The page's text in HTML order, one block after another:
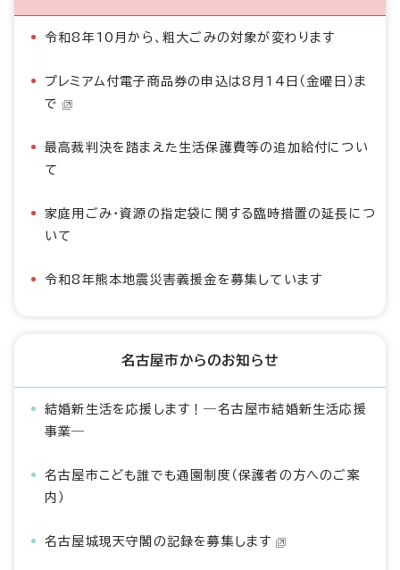
令和8年10月から、粗大ごみの対象が変わります
プレミアム付電子商品券の申込は8月14日（金曜日）ま
で
最高裁判決を踏まえた生活保護費等の追加給付につい
て
家庭用ごみ・資源の指定袋に関する臨時措置の延長につ
いて
令和8年熊本地震災害義援金を募集しています
名古屋市からのお知らせ
結婚新生活を応援します！―名古屋市結婚新生活応援
事業―
名古屋市こども誰でも通園制度（保護者の方へのご案
内）
名古屋城現天守閣の記録を募集します